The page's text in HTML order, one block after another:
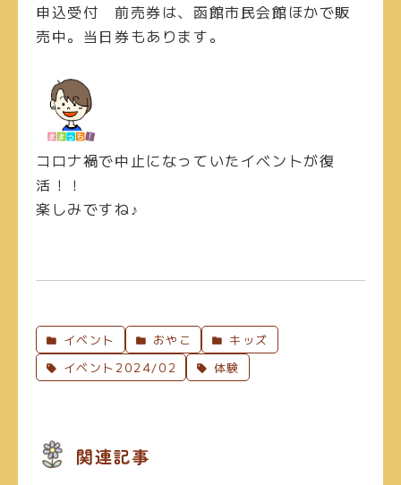
申込受付 前売券は、函館市民会館ほかで販
売中。当日券もあります。
コロナ禍で中止になっていたイベントが復
活！！
楽しみですね♪
イベント おやこ
キッズ
イベント2024/02
体験
関連記事